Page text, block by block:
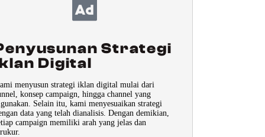
Strategi
Digital
menyusun strategi iklan digital mulai dari
konsep campaign, hingga channel yang
Selain itu, kami menyesuaikan strategi
data yang telah dianalisis. Dengan demikian,
campaign memiliki arah yang jelas dan